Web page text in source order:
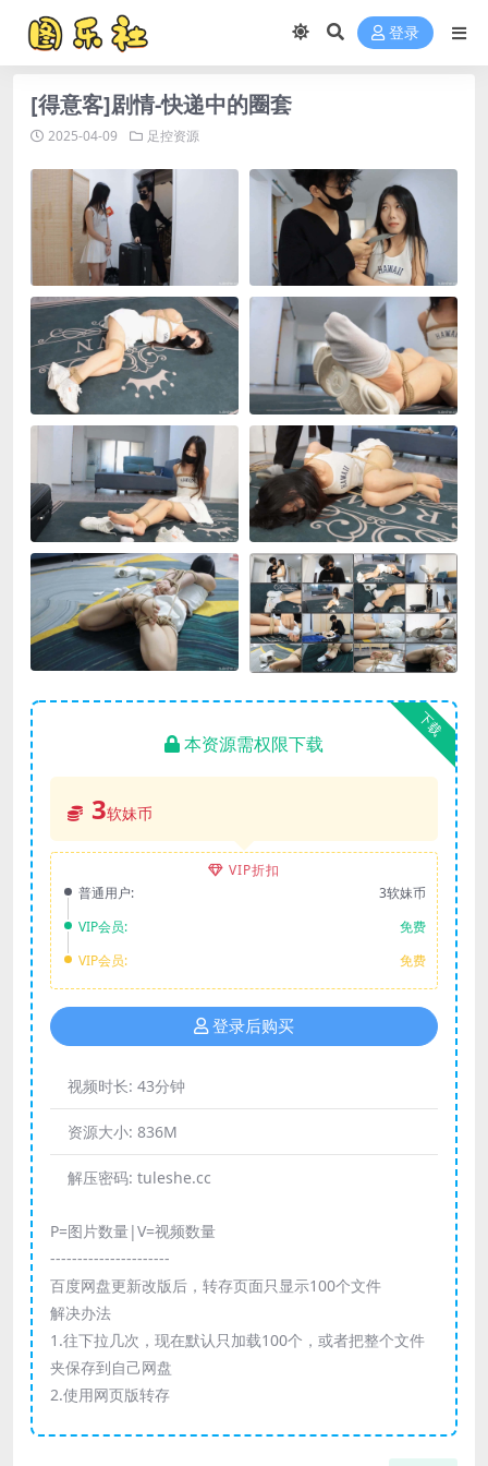
登录
[得意客]剧情-快递中的圈套
2025-04-09 足控资源
下载
本资源需权限下载
3软妹币
VIP折扣
普通用户:
3软妹币
VIP会员:
免费
VIP会员:
免费
登录后购买
视频时长: 43分钟
资源大小: 836M
解压密码: tuleshe.cc
P=图片数量|V=视频数量
----------------------
百度网盘更新改版后，转存页面只显示100个文件
解决办法
1.往下拉几次，现在默认只加载100个，或者把整个文件
夹保存到自己网盘
2.使用网页版转存